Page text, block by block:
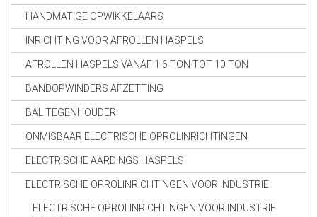
HANDMATIGE OPWIKKELAARS
INRICHTING VOOR AFROLLEN HASPELS
AFROLLEN HASPELS VANAF 1.6 TON TOT 10 TON
BANDOPWINDERS AFZETTING
BAL TEGENHOUDER
ONMISBAAR ELECTRISCHE OPROLINRICHTINGEN
ELECTRISCHE AARDINGS HASPELS
ELECTRISCHE OPROLINRICHTINGEN VOOR INDUSTRIE
ELECTRISCHE OPROLINRICHTINGEN VOOR INDUSTRIE